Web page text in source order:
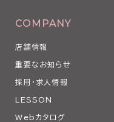
COMPANY
店舗情報
重要なお知らせ
採用・求人情報
LESSON
Webカタログ